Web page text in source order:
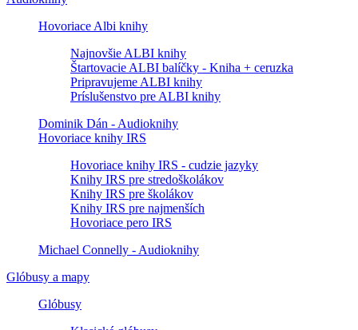
Hovoriace Albi knihy
Najnovšie ALBI knihy
Štartovacie ALBI balíčky - Kniha + ceruzka
Pripravujeme ALBI knihy
Príslušenstvo pre ALBI knihy
Dominik Dán - Audioknihy
Hovoriace knihy IRS
Hovoriace knihy IRS - cudzie jazyky
Knihy IRS pre stredoškolákov
Knihy IRS pre školákov
Knihy IRS pre najmenších
Hovoriace pero IRS
Michael Connelly - Audioknihy
Glóbusy a mapy
Glóbusy